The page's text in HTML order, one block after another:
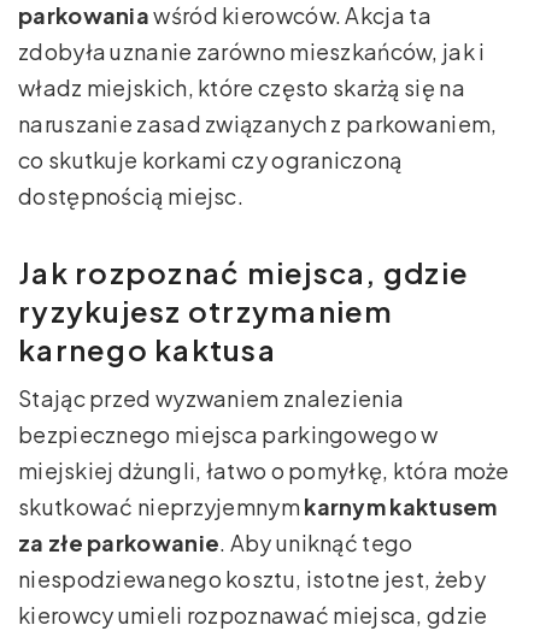
parkowaniawśród kierowców. Akcja ta
zdobyła uznanie zarówno mieszkańców, jak i
władz miejskich, które często skarżą się na
naruszanie zasad związanych z parkowaniem,
co skutkuje korkami czy ograniczoną
dostępnością miejsc.
Jak rozpoznać miejsca, gdzie
ryzykujesz otrzymaniem
karnego kaktusa
Stając przed wyzwaniem znalezienia
bezpiecznego miejsca parkingowego w
miejskiej dżungli, łatwo o pomyłkę, która może
skutkować nieprzyjemnymkarnym kaktusem
za złe parkowanie. Aby uniknąć tego
niespodziewanego kosztu, istotne jest, żeby
kierowcy umieli rozpoznawać miejsca, gdzie